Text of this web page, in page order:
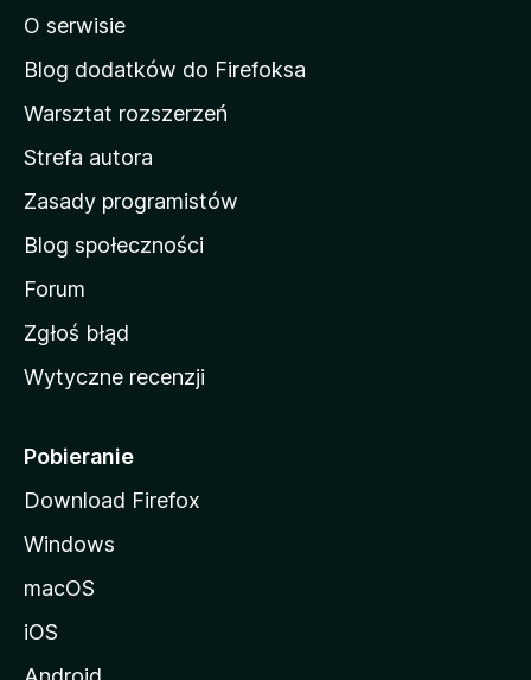
a
d
m
o
w
M
o
z
l
i
O serwisie
Blog dodatków do Firefoksa
Warsztat rozszerzeń
Strefa autora
Zasady programistów
Blog społeczności
Forum
Zgłoś błąd
Wytyczne recenzji
Pobieranie
Download Firefox
Windows
macOS
iOS